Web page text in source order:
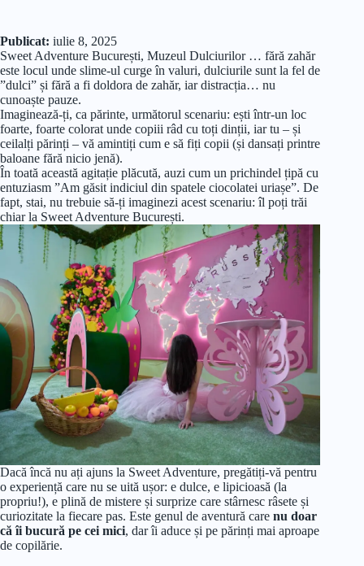
Publicat: iulie 8, 2025
Sweet Adventure București, Muzeul Dulciurilor … fără zahăr
este locul unde slime-ul curge în valuri, dulciurile sunt la fel de
”dulci” și fără a fi doldora de zahăr, iar distracția… nu
cunoaște pauze.
Imaginează-ți, ca părinte, următorul scenariu: ești într-un loc
foarte, foarte colorat unde copiii râd cu toți dinții, iar tu – și
ceilalți părinți – vă amintiți cum e să fiți copii (și dansați printre
baloane fără nicio jenă).
În toată această agitație plăcută, auzi cum un prichindel țipă cu
entuziasm ”Am găsit indiciul din spatele ciocolatei uriașe”. De
fapt, stai, nu trebuie să-ți imaginezi acest scenariu: îl poți trăi
chiar la Sweet Adventure București.
Dacă încă nu ați ajuns la Sweet Adventure, pregătiți-vă pentru
o experiență care nu se uită ușor: e dulce, e lipicioasă (la
propriu!), e plină de mistere și surprize care stârnesc râsete și
curiozitate la fiecare pas. Este genul de aventură care nu doar
că îi bucură pe cei mici, dar îi aduce și pe părinți mai aproape
de copilărie.